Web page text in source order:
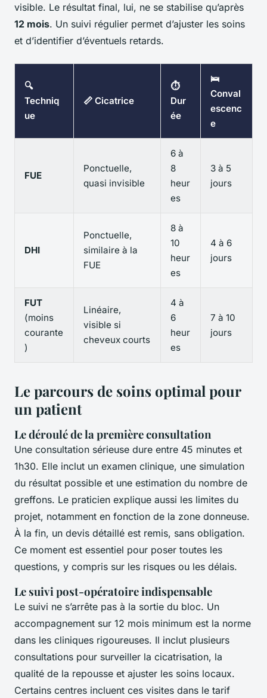
visible. Le résultat final, lui, ne se stabilise qu’après
12 mois. Un suivi régulier permet d’ajuster les soins
et d’identifier d’éventuels retards.
🔍
Techniq
ue
📏 Cicatrice
⏱️
Dur
ée
🛌
Conval
escenc
e
FUE
Ponctuelle,
quasi invisible
6 à
8
heur
es
3 à 5
jours
DHI
Ponctuelle,
similaire à la
FUE
8 à
10
heur
es
4 à 6
jours
FUT
(moins
courante
)
Linéaire,
visible si
cheveux courts
4 à
6
heur
es
7 à 10
jours
Le parcours de soins optimal pour
un patient
Le déroulé de la première consultation
Une consultation sérieuse dure entre 45 minutes et
1h30. Elle inclut un examen clinique, une simulation
du résultat possible et une estimation du nombre de
greffons. Le praticien explique aussi les limites du
projet, notamment en fonction de la zone donneuse.
À la fin, un devis détaillé est remis, sans obligation.
Ce moment est essentiel pour poser toutes les
questions, y compris sur les risques ou les délais.
Le suivi post-opératoire indispensable
Le suivi ne s’arrête pas à la sortie du bloc. Un
accompagnement sur 12 mois minimum est la norme
dans les cliniques rigoureuses. Il inclut plusieurs
consultations pour surveiller la cicatrisation, la
qualité de la repousse et ajuster les soins locaux.
Certains centres incluent ces visites dans le tarif